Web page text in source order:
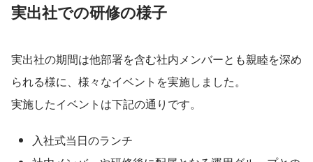
実出社での研修の様子
実出社の期間は他部署を含む社内メンバーとも親睦を深め
られる様に、様々なイベントを実施しました。
実施したイベントは下記の通りです。
入社式当日のランチ